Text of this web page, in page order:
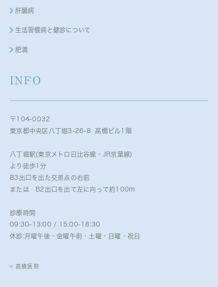
肝臓病
生活習慣病と健診について
肥満
INFO
〒104-0032
東京都中央区八丁堀3-26-8 高橋ビル1階
八丁堀駅(東京メトロ日比谷線・JR京葉線)
より徒歩1分
B3出口を出た交差点の右前
または B2出口を出て左に向って約100m
診療時間
09:30-13:00 / 15:00-18:30
休診:月曜午後・金曜午前・土曜・日曜・祝日
© 高橋医院